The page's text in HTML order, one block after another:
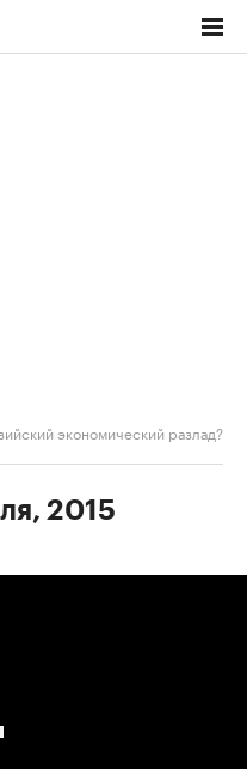
экономический разлад?
2015